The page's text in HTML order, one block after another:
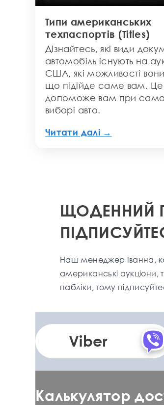
Типи американських
техпаспортів (Titles)
Дізнайтесь, які види
автомобіль існують на
США, які можливості
що підійде саме вам. Це
допоможе вам при
виборі авто.
Читати далі →
Viber
ЩОДЕННИЙ
Наш менеджер Іванна,
американські аукціони,
пабліки, тому
Калькулятор